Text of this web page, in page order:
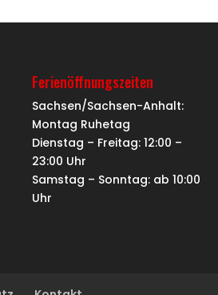
Ferienöffnungszeiten
Sachsen/Sachsen-Anhalt:
Montag Ruhetag
Dienstag – Freitag: 12:00 –
23:00 Uhr
Samstag – Sonntag: ab 10:00
Uhr